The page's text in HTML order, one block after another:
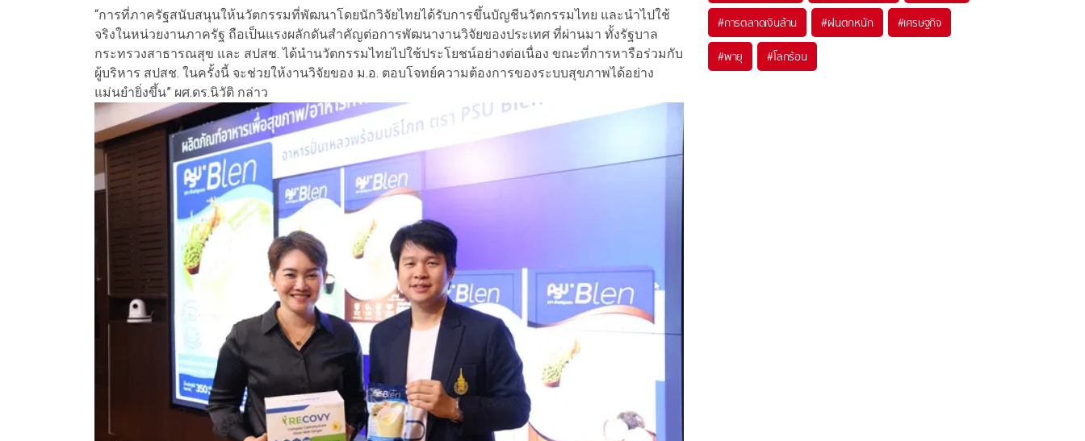
“การที่ภาครัฐสนับสนุนให้นวัตกรรมที่พัฒนาโดยนักวิจัยไทยได้รับการขึ้นบัญชีนวัตกรรมไทย และนำไปใช้
จริงในหน่วยงานภาครัฐ ถือเป็นแรงผลักดันสำคัญต่อการพัฒนางานวิจัยของประเทศ ที่ผ่านมา ทั้งรัฐบาล
กระทรวงสาธารณสุข และ สปสช. ได้นำนวัตกรรมไทยไปใช้ประโยชน์อย่างต่อเนื่อง ขณะที่การหารือร่วมกับ
ผู้บริหาร สปสช. ในครั้งนี้ จะช่วยให้งานวิจัยของ ม.อ. ตอบโจทย์ความต้องการของระบบสุขภาพได้อย่าง
แม่นยำยิ่งขึ้น” ผศ.ดร.นิวัติ กล่าว
#การตลาดเงินล้าน #ฝนตกหนัก #เศรษฐกิจ
#พายุ #โลกร้อน